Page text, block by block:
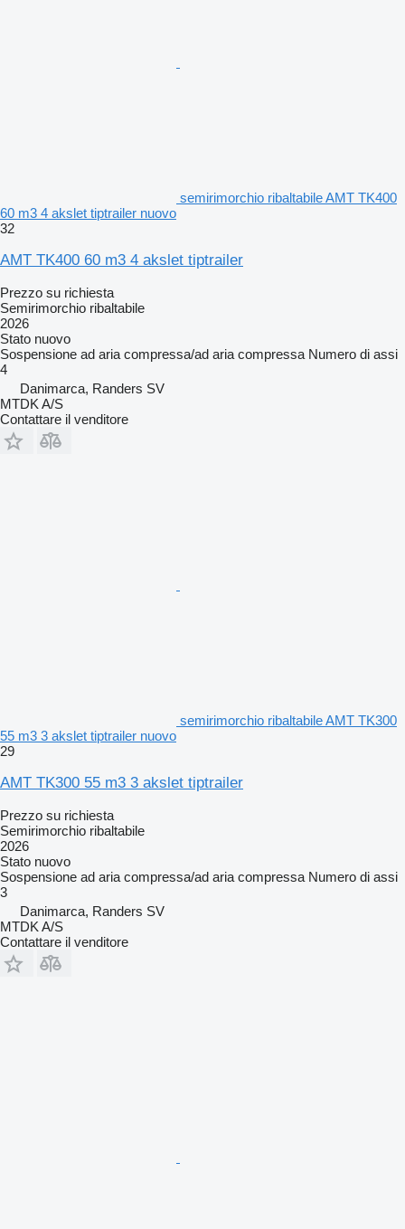
semirimorchio ribaltabile AMT TK400
60 m3 4 akslet tiptrailer nuovo
32
AMT TK400 60 m3 4 akslet tiptrailer
Prezzo su richiesta
Semirimorchio ribaltabile
2026
Stato nuovo
Sospensione ad aria compressa/ad aria compressa Numero di assi
4
Danimarca, Randers SV
MTDK A/S
Contattare il venditore
semirimorchio ribaltabile AMT TK300
55 m3 3 akslet tiptrailer nuovo
29
AMT TK300 55 m3 3 akslet tiptrailer
Prezzo su richiesta
Semirimorchio ribaltabile
2026
Stato nuovo
Sospensione ad aria compressa/ad aria compressa Numero di assi
3
Danimarca, Randers SV
MTDK A/S
Contattare il venditore